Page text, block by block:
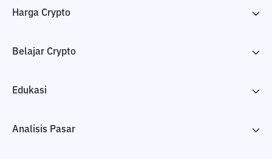
Harga Crypto
Belajar Crypto
Edukasi
Analisis Pasar